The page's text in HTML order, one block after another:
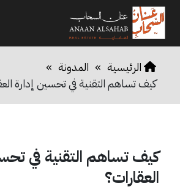
الرئيسية » المدونة »
كيف تساهم التقنية في تحسين إدارة
كيف تساهم التقنية في
العقارات؟